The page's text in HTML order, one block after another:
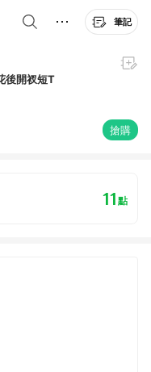
筆記
後開衩短T
搶購
11點